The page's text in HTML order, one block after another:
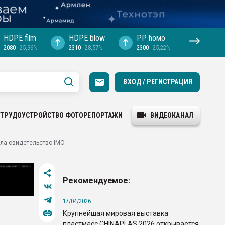
HDPE film
2080 25,96%
HDPE blow
2310 28,57%
PP hомо
2300 25,22%
ВХОД / РЕГИСТРАЦИЯ
ТРУДОУСТРОЙСТВО ФОТОРЕПОРТАЖИ ВИДЕОКАНАЛ
свидетельство IMO
Рекомендуемое:
17/04/2026
Крупнейшая мировая выставка